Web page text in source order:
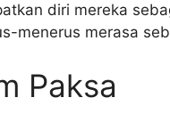
diri mereka
menerus merasa
Paksa